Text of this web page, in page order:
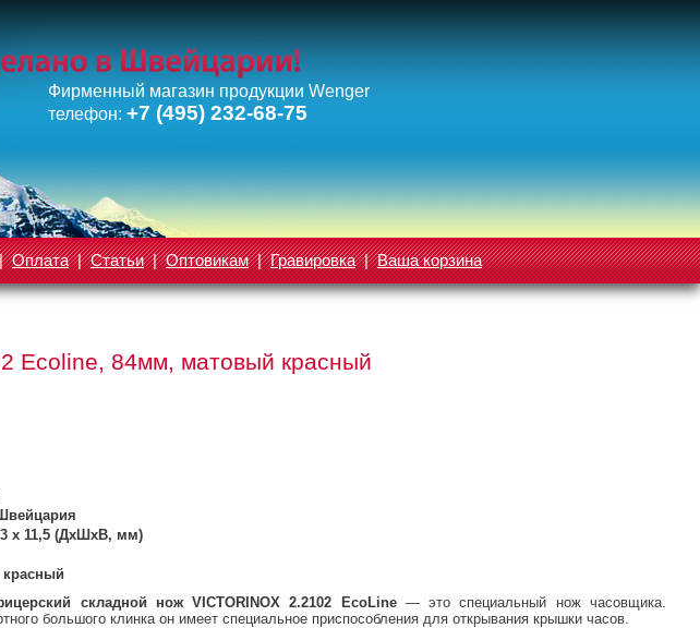
Фирменный магазин продукции Wenger
телефон: +7 (495) 232-68-75
Оплата|Статьи|Оптовикам|Гравировка|Ваша корзина
Ecoline, 84мм, матовый красный
х 11,5 (ДхШхВ, мм)
складной нож VICTORINOX 2.2102 EcoLine— это специальный нож часовщика.
большого клинка он имеет специальное приспособления для открывания крышки часов.